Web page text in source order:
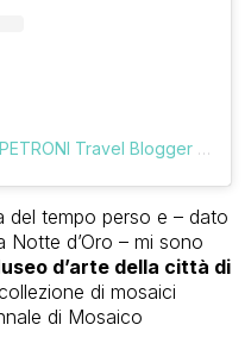
Un post condiviso da ANDREA PETRONI Travel Blogger (@vologratis)
del tempo perso e – dato
d’Oro – mi sono
d’arte della città di
di mosaici
di Mosaico